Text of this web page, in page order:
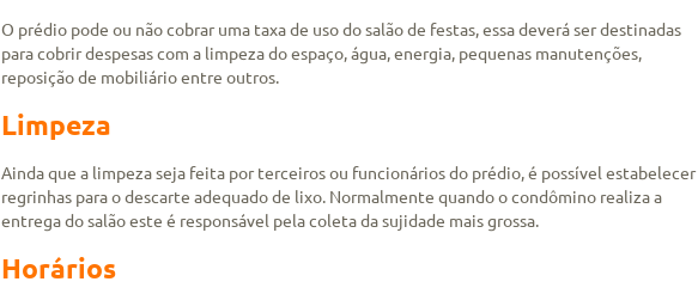
O prédio pode ou não cobrar uma taxa de uso do salão de festas, essa deverá ser destinadas
para cobrir despesas com a limpeza do espaço, água, energia, pequenas manutenções,
reposição de mobiliário entre outros.
Limpeza
Ainda que a limpeza seja feita por terceiros ou funcionários do prédio, é possível estabelecer
regrinhas para o descarte adequado de lixo. Normalmente quando o condômino realiza a
entrega do salão este é responsável pela coleta da sujidade mais grossa.
Horários